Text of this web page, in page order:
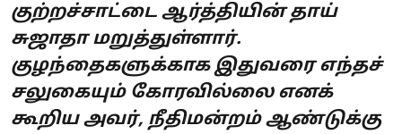
குற்றச்சாட்டை ஆர்த்தியின் தாய்
சுஜாதா மறுத்துள்ளார்.
குழந்தைகளுக்காக இதுவரை எந்தச்
சலுகையும் கோரவில்லை எனக்
கூறிய அவர், நீதிமன்றம் ஆண்டுக்கு